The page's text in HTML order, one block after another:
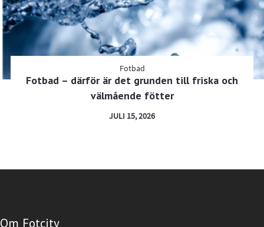
Fotbad
Fotbad – därför är det grunden till friska och
välmående fötter
JULI 15, 2026
Om Fotcity